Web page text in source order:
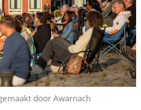
door Awarnach